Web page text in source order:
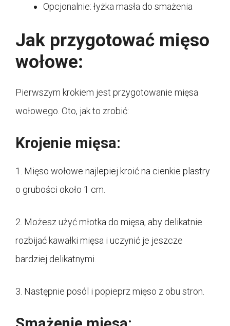
Opcjonalnie: łyżka masła do smażenia
Jak przygotować mięso
wołowe:
Pierwszym krokiem jest przygotowanie mięsa
wołowego. Oto, jak to zrobić:
Krojenie mięsa:
1. Mięso wołowe najlepiej kroić na cienkie plastry
o grubości około 1 cm.
2. Możesz użyć młotka do mięsa, aby delikatnie
rozbijać kawałki mięsa i uczynić je jeszcze
bardziej delikatnymi.
3. Następnie posól i popieprz mięso z obu stron.